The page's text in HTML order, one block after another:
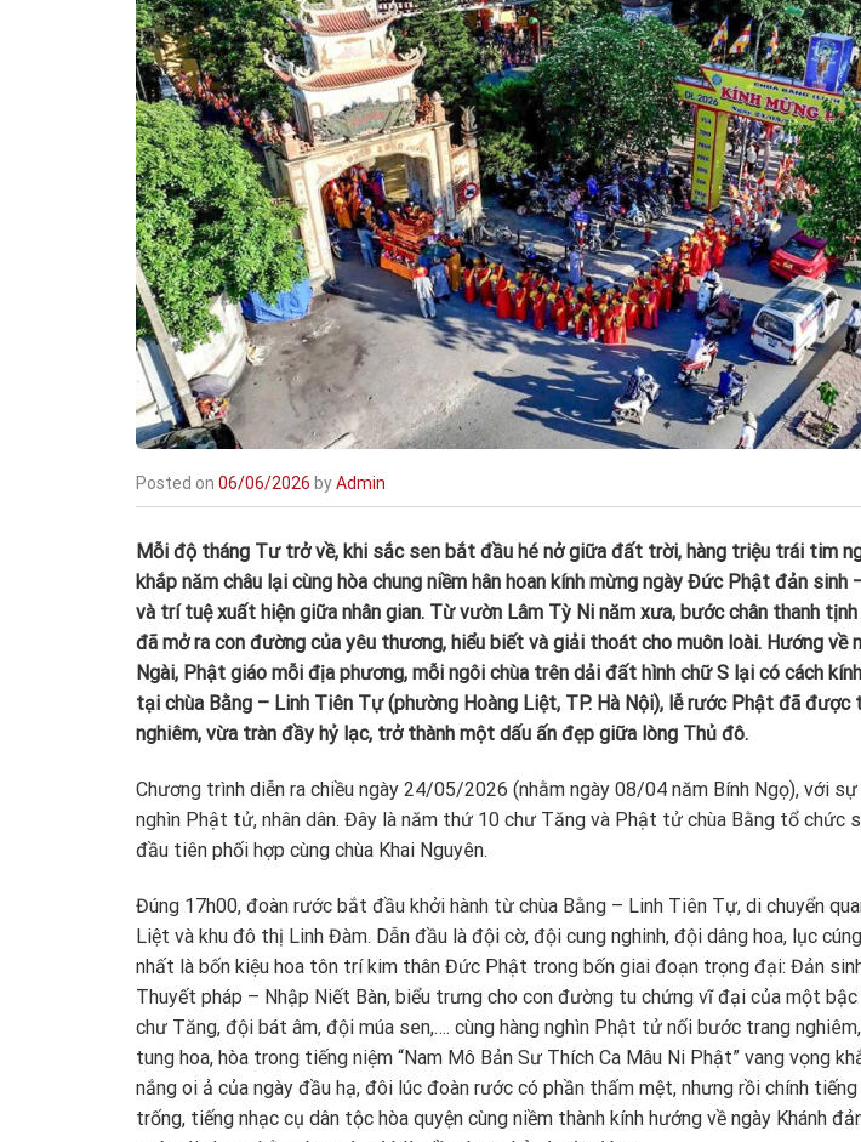
Posted on 06/06/2026 byAdmin
Mỗi độ tháng Tư trở về, khi sắc sen bắt đầu hé nở giữa đất trời, hàng triệu trái tim
khắp năm châu lại cùng hòa chung niềm hân hoan kính mừng ngày Đức Phật đản sinh
và trí tuệ xuất hiện giữa nhân gian. Từ vườn Lâm Tỳ Ni năm xưa, bước chân thanh tịnh
đã mở ra con đường của yêu thương, hiểu biết và giải thoát cho muôn loài. Hướng về
Ngài, Phật giáo mỗi địa phương, mỗi ngôi chùa trên dải đất hình chữ S lại có cách
tại chùa Bằng – Linh Tiên Tự (phường Hoàng Liệt, TP. Hà Nội), lễ rước Phật đã
nghiêm, vừa tràn đầy hỷ lạc, trở thành một dấu ấn đẹp giữa lòng Thủ đô.
Chương trình diễn ra chiều ngày 24/05/2026 (nhằm ngày 08/04 năm Bính Ngọ), với
nghìn Phật tử, nhân dân. Đây là năm thứ 10 chư Tăng và Phật tử chùa Bằng tổ chức
đầu tiên phối hợp cùng chùa Khai Nguyên.
Đúng 17h00, đoàn rước bắt đầu khởi hành từ chùa Bằng – Linh Tiên Tự, di chuyển
Liệt và khu đô thị Linh Đàm. Dẫn đầu là đội cờ, đội cung nghinh, đội dâng hoa, lục
nhất là bốn kiệu hoa tôn trí kim thân Đức Phật trong bốn giai đoạn trọng đại: Đản
Thuyết pháp – Nhập Niết Bàn, biểu trưng cho con đường tu chứng vĩ đại của một bậc
chư Tăng, đội bát âm, đội múa sen,…. cùng hàng nghìn Phật tử nối bước trang
tung hoa, hòa trong tiếng niệm “Nam Mô Bản Sư Thích Ca Mâu Ni Phật” vang vọng
nắng oi ả của ngày đầu hạ, đôi lúc đoàn rước có phần thấm mệt, nhưng rồi chính
trống, tiếng nhạc cụ dân tộc hòa quyện cùng niềm thành kính hướng về ngày Khánh